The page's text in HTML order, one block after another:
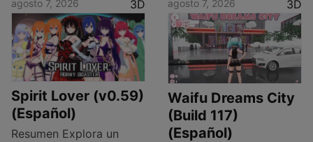
agosto 7, 2026 3D
Spirit Lover (v0.59)
(Español)
Resumen Explora un
agosto 7, 2026 3D
Waifu Dreams City
(Build 117)
(Español)